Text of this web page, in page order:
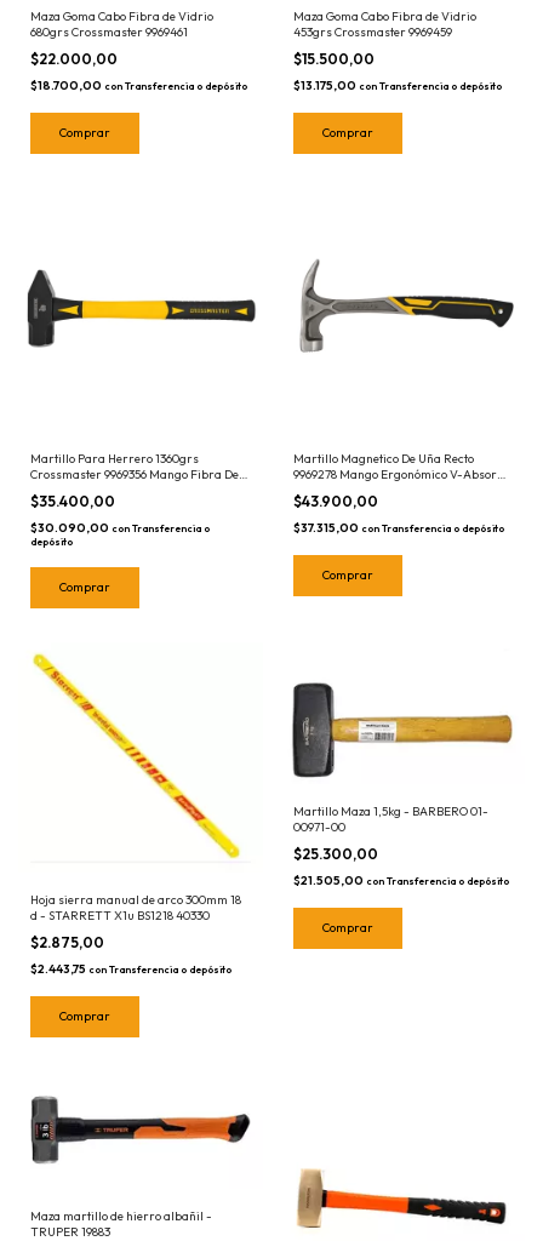
Maza Goma Cabo Fibra de Vidrio
680grs Crossmaster 9969461
$22.000,00
$18.700,00 con Transferencia o depósito
Maza Goma Cabo Fibra de Vidrio
453grs Crossmaster 9969459
$15.500,00
$13.175,00 con Transferencia o depósito
Martillo Para Herrero 1360grs
Crossmaster 9969356 Mango Fibra De
Vidrio
$35.400,00
$30.090,00 con Transferencia o
depósito
Martillo Magnetico De Uña Recto
9969278 Mango Ergonómico V-Absorb
Crossmaster
$43.900,00
$37.315,00 con Transferencia o depósito
Hoja sierra manual de arco 300mm 18
d - STARRETT X1u BS1218 40330
$2.875,00
$2.443,75 con Transferencia o depósito
Martillo Maza 1,5kg - BARBERO 01-
00971-00
$25.300,00
$21.505,00 con Transferencia o depósito
Maza martillo de hierro albañil -
TRUPER 19883